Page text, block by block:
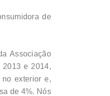
de
Associação
2013 e 2014,
exterior e,
de 4%. Nós